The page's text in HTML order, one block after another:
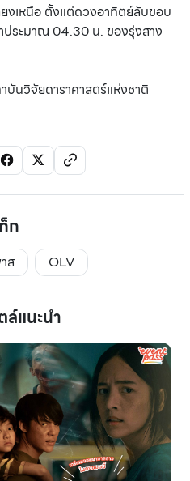
งเหนือ ตั้งแต่ดวงอาทิตย์ลับขอบ
ระมาณ 04.30 น. ของรุ่งสาง
นวิจัยดาราศาสตร์แห่งชาติ
ก
ส OLV
ล์แนะนำ